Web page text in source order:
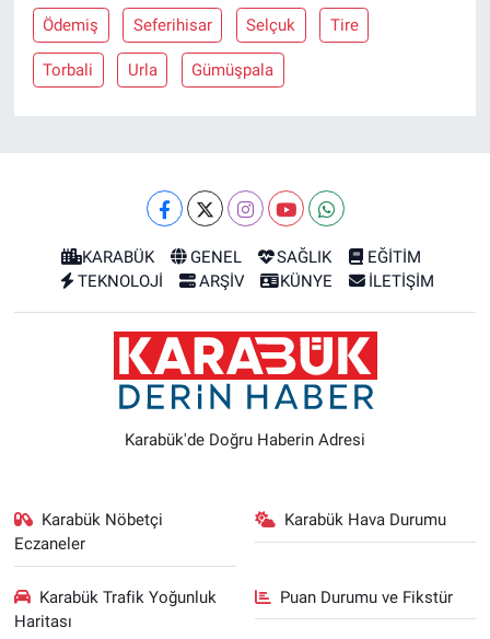
Ödemiş Seferihisar Selçuk Tire
Torbali Urla Gümüşpala
KARABÜK GENEL SAĞLIK
EĞİTİM
TEKNOLOJİ
ARŞİV KÜNYE İLETİŞİM
Karabük'de Doğru Haberin Adresi
Karabük Nöbetçi
Eczaneler
Karabük Hava Durumu
Karabük Trafik Yoğunluk
Haritası
Puan Durumu ve Fikstür